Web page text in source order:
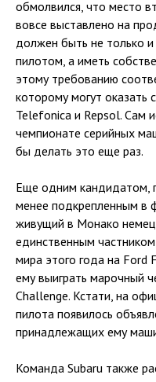
обмолвился, что место
вовсе выставлено на
должен быть не только
пилотом, а иметь
этому требованию
которому могут оказать
Telefonica и Repsol. Сам
чемпионате серийных
бы делать это еще раз.
Еще одним кандидатом,
менее подкрепленным в
живущий в Монако
единственным
мира этого года на Ford
ему выиграть марочный
Challenge. Кстати, на
пилота появилось
принадлежащих ему
Команда Subaru также